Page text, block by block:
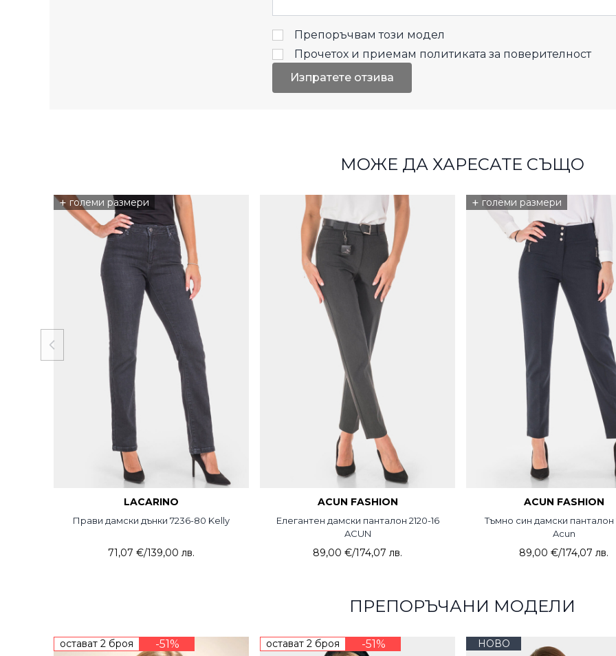
Препоръчвам този модел
Прочетох и приемам политиката за поверителност
Изпратете отзива
МОЖЕ ДА ХАРЕСАТЕ СЪЩО
+ големи размери
LACARINO
Прави дамски дънки 7236-80 Kelly
71,07 €/139,00 лв.
ACUN FASHION
Елегантен дамски панталон 2120-16
ACUN
89,00 €/174,07 лв.
+ големи размери
ACUN FASHION
Тъмно син дамски панталон
Acun
89,00 €/174,07 лв.
ПРЕПОРЪЧАНИ МОДЕЛИ
остават 2 броя -51% остават 2 броя -51% НОВО